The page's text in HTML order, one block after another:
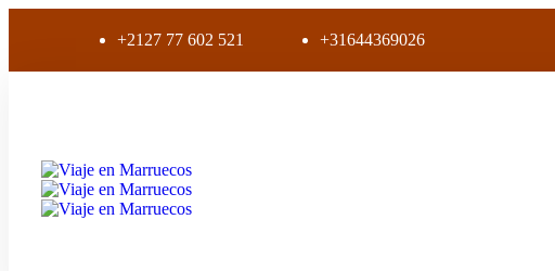
+2127 77 602 521 +31644369026